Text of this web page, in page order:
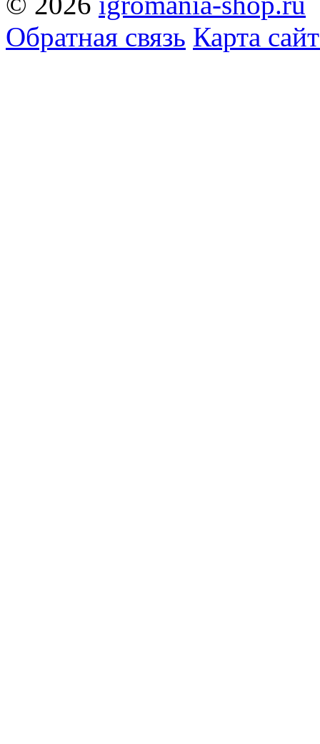
Обратная связь Карта